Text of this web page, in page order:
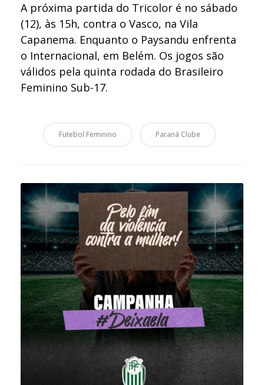
A próxima partida do Tricolor é no sábado
(12), às 15h, contra o Vasco, na Vila
Capanema. Enquanto o Paysandu enfrenta
o Internacional, em Belém. Os jogos são
válidos pela quinta rodada do Brasileiro
Feminino Sub-17.
Futebol Feminino Paraná Clube